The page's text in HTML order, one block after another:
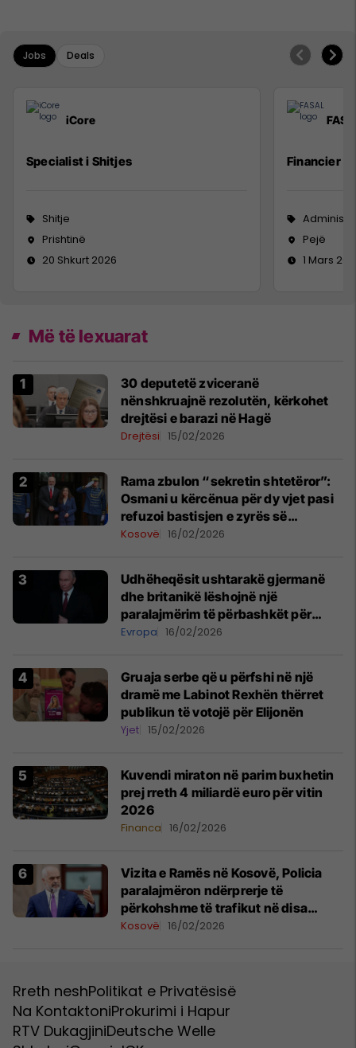
Jobs Deals
iCore
Specialist i Shitjes
Shitje
Prishtinë
20 Shkurt 2026
Financier
Pejë
1 Mars
Më të lexuarat
30 deputetë zviceranë
nënshkruajnë rezolutën, kërkohet
drejtësi e barazi në Hagë
Drejtësi 15/02/2026
Rama zbulon “sekretin shtetëror”:
Osmani u kërcënua për dy vjet pasi
refuzoi bastisjen e zyrës së
Presidencës nga Gjykata Speciale
Kosovë 16/02/2026
Udhëheqësit ushtarakë gjermanë
dhe britanikë lëshojnë një
paralajmërim të përbashkët për
rrezikun e mundshëm rus
Evropa 16/02/2026
Gruaja serbe që u përfshi në një
dramë me Labinot Rexhën thërret
publikun të votojë për Elijonën
Yjet 15/02/2026
Kuvendi miraton në parim buxhetin
prej rreth 4 miliardë euro për vitin
2026
Financa 16/02/2026
Vizita e Ramës në Kosovë, Policia
paralajmëron ndërprerje të
përkohshme të trafikut në disa
segmente rrugore
Kosovë 16/02/2026
Rreth neshPolitikat e Privatësisë
Na KontaktoniProkurimi i Hapur
RTV DukagjiniDeutsche Welle